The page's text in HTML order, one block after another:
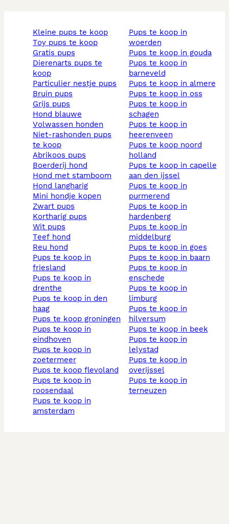
kleine pups te koop
toy pups te koop
gratis pups
dierenarts pups te
koop
particulier nestje pups
bruin pups
grijs pups
hond blauwe
volwassen honden
niet-rashonden pups
te koop
abrikoos pups
boerderij hond
hond met stamboom
hond langharig
mini hondje kopen
zwart pups
kortharig pups
wit pups
teef hond
reu hond
pups te koop in
friesland
pups te koop in
drenthe
pups te koop in den
haag
pups te koop groningen
pups te koop in
eindhoven
pups te koop in
zoetermeer
pups te koop flevoland
pups te koop in
roosendaal
pups te koop in
amsterdam
pups te koop in
woerden
pups te koop in gouda
pups te koop in
barneveld
pups te koop in almere
pups te koop in oss
pups te koop in
schagen
pups te koop in
heerenveen
pups te koop noord
holland
pups te koop in capelle
aan den ijssel
pups te koop in
purmerend
pups te koop in
hardenberg
pups te koop in
middelburg
pups te koop in goes
pups te koop in baarn
pups te koop in
enschede
pups te koop in
limburg
pups te koop in
hilversum
pups te koop in beek
pups te koop in
lelystad
pups te koop in
overijssel
pups te koop in
terneuzen